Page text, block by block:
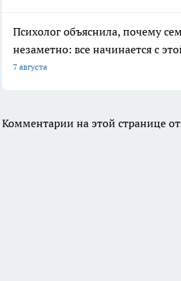
Психолог объяснила, почему
незаметно: все начинается с
7 августа
Комментарии на этой странице